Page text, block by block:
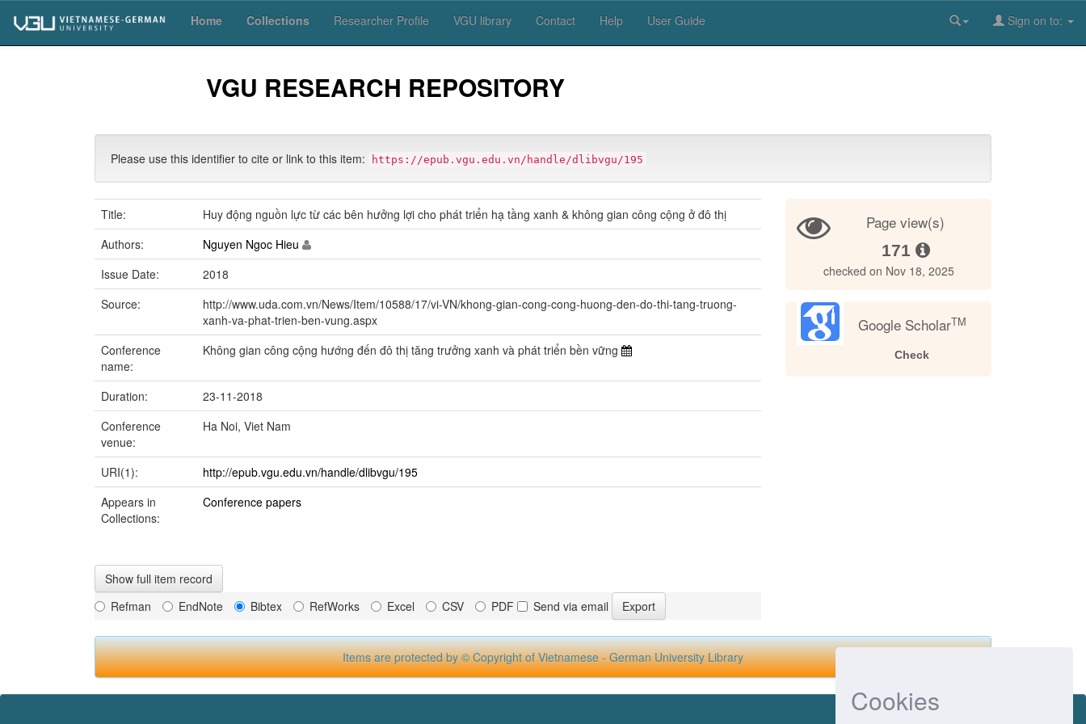
Cookies
navigation
Home Collections Researcher Profile VGU library Contact Help User Guide Sign on to:
VGU RESEARCH REPOSITORY
Please use this identifier to cite or link to this item: https://epub.vgu.edu.vn/handle/dlibvgu/195
Title:
Huy động nguồn lực từ các bên hưởng lợi cho phát triển hạ tầng xanh & không gian công cộng ở đô thị
Authors:
Nguyen Ngoc Hieu
Issue Date:
2018
Source:
http://www.uda.com.vn/News/Item/10588/17/vi-VN/khong-gian-cong-cong-huong-den-do-thi-tang-truong-
xanh-va-phat-trien-ben-vung.aspx
Conference
name:
Không gian công cộng hướng đến đô thị tăng trưởng xanh và phát triển bền vững
Duration:
23-11-2018
Conference
venue:
Ha Noi, Viet Nam
URI(1):
http://epub.vgu.edu.vn/handle/dlibvgu/195
Appears in
Collections:
Conference papers
Show full item record
Refman
EndNote Bibtex RefWorks Excel CSV PDF Send via email
Page view(s)
171
checked on Nov 18, 2025
Google ScholarTM
Check
Items are protected by © Copyright of Vietnamese - German University Library